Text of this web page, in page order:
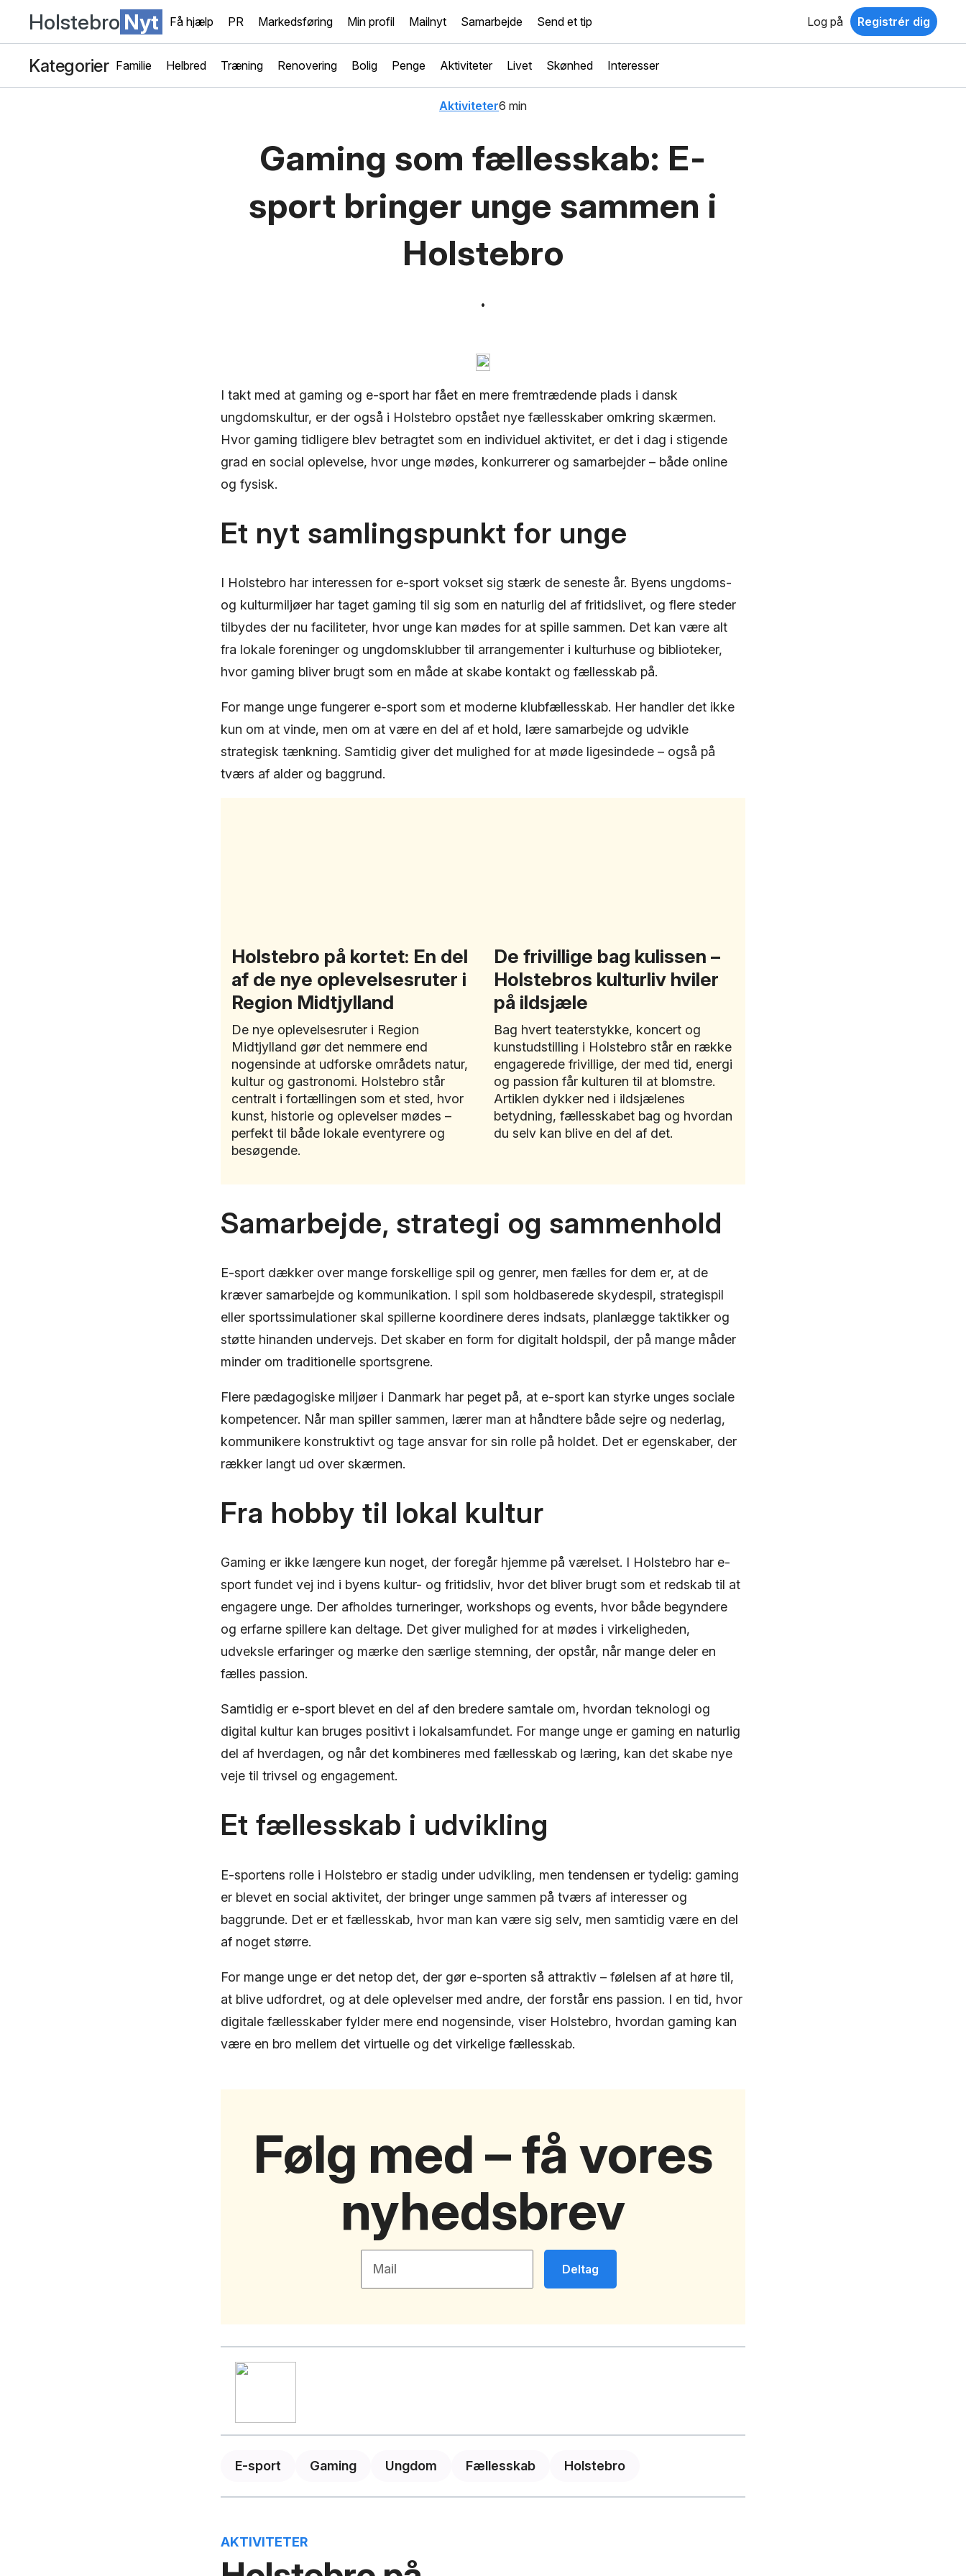
Holstebro Nyt Få hjælp PR Markedsføring Min profil Mailnyt Samarbejde Send et tip Log på Registrér dig
Kategorier Familie Helbred Træning Renovering Bolig Penge Aktiviteter Livet Skønhed Interesser
Gaming som fællesskab: E-
sport bringer unge sammen i
Holstebro
Aktiviteter6 min
I takt med at gaming og e-sport har fået en mere fremtrædende plads i dansk
ungdomskultur, er der også i Holstebro opstået nye fællesskaber omkring skærmen.
Hvor gaming tidligere blev betragtet som en individuel aktivitet, er det i dag i stigende
grad en social oplevelse, hvor unge mødes, konkurrerer og samarbejder – både online
og fysisk.
Et nyt samlingspunkt for unge
I Holstebro har interessen for e-sport vokset sig stærk de seneste år. Byens ungdoms-
og kulturmiljøer har taget gaming til sig som en naturlig del af fritidslivet, og flere steder
tilbydes der nu faciliteter, hvor unge kan mødes for at spille sammen. Det kan være alt
fra lokale foreninger og ungdomsklubber til arrangementer i kulturhuse og biblioteker,
hvor gaming bliver brugt som en måde at skabe kontakt og fællesskab på.
For mange unge fungerer e-sport som et moderne klubfællesskab. Her handler det ikke
kun om at vinde, men om at være en del af et hold, lære samarbejde og udvikle
strategisk tænkning. Samtidig giver det mulighed for at møde ligesindede – også på
tværs af alder og baggrund.
Holstebro på kortet: En del
af de nye oplevelsesruter i
Region Midtjylland
De nye oplevelsesruter i Region
Midtjylland gør det nemmere end
nogensinde at udforske områdets natur,
kultur og gastronomi. Holstebro står
centralt i fortællingen som et sted, hvor
kunst, historie og oplevelser mødes –
perfekt til både lokale eventyrere og
besøgende.
De frivillige bag kulissen –
Holstebros kulturliv hviler
på ildsjæle
Bag hvert teaterstykke, koncert og
kunstudstilling i Holstebro står en række
engagerede frivillige, der med tid, energi
og passion får kulturen til at blomstre.
Artiklen dykker ned i ildsjælenes
betydning, fællesskabet bag og hvordan
du selv kan blive en del af det.
Samarbejde, strategi og sammenhold
E-sport dækker over mange forskellige spil og genrer, men fælles for dem er, at de
kræver samarbejde og kommunikation. I spil som holdbaserede skydespil, strategispil
eller sportssimulationer skal spillerne koordinere deres indsats, planlægge taktikker og
støtte hinanden undervejs. Det skaber en form for digitalt holdspil, der på mange måder
minder om traditionelle sportsgrene.
Flere pædagogiske miljøer i Danmark har peget på, at e-sport kan styrke unges sociale
kompetencer. Når man spiller sammen, lærer man at håndtere både sejre og nederlag,
kommunikere konstruktivt og tage ansvar for sin rolle på holdet. Det er egenskaber, der
rækker langt ud over skærmen.
Fra hobby til lokal kultur
Gaming er ikke længere kun noget, der foregår hjemme på værelset. I Holstebro har e-
sport fundet vej ind i byens kultur- og fritidsliv, hvor det bliver brugt som et redskab til at
engagere unge. Der afholdes turneringer, workshops og events, hvor både begyndere
og erfarne spillere kan deltage. Det giver mulighed for at mødes i virkeligheden,
udveksle erfaringer og mærke den særlige stemning, der opstår, når mange deler en
fælles passion.
Samtidig er e-sport blevet en del af den bredere samtale om, hvordan teknologi og
digital kultur kan bruges positivt i lokalsamfundet. For mange unge er gaming en naturlig
del af hverdagen, og når det kombineres med fællesskab og læring, kan det skabe nye
veje til trivsel og engagement.
Et fællesskab i udvikling
E-sportens rolle i Holstebro er stadig under udvikling, men tendensen er tydelig: gaming
er blevet en social aktivitet, der bringer unge sammen på tværs af interesser og
baggrunde. Det er et fællesskab, hvor man kan være sig selv, men samtidig være en del
af noget større.
For mange unge er det netop det, der gør e-sporten så attraktiv – følelsen af at høre til,
at blive udfordret, og at dele oplevelser med andre, der forstår ens passion. I en tid, hvor
digitale fællesskaber fylder mere end nogensinde, viser Holstebro, hvordan gaming kan
være en bro mellem det virtuelle og det virkelige fællesskab.
E-sport Gaming Ungdom Fællesskab Holstebro
Følg med – få vores
nyhedsbrev
Deltag
AKTIVITETER